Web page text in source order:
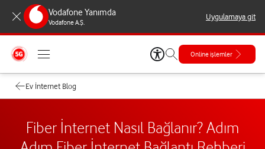
Vodafone Yanımda
Vodafone A.Ş.
Uygulamaya git
Online işlemler
Ev İnternet Blog
Fiber İnternet Nasıl Bağlanır? Adım